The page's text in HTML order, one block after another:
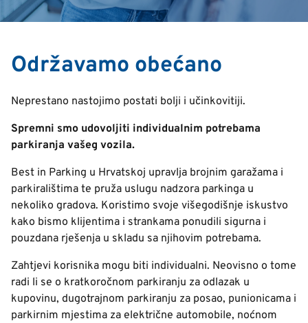
Održavamo obećano
Neprestano nastojimo postati bolji i učinkovitiji.
Spremni smo udovoljiti individualnim potrebama
parkiranja vašeg vozila.
Best in Parking u Hrvatskoj upravlja brojnim garažama i
parkiralištima te pruža uslugu nadzora parkinga u
nekoliko gradova. Koristimo svoje višegodišnje iskustvo
kako bismo klijentima i strankama ponudili sigurna i
pouzdana rješenja u skladu sa njihovim potrebama.
Zahtjevi korisnika mogu biti individualni. Neovisno o tome
radi li se o kratkoročnom parkiranju za odlazak u
kupovinu, dugotrajnom parkiranju za posao, punionicama i
parkirnim mjestima za električne automobile, noćnom